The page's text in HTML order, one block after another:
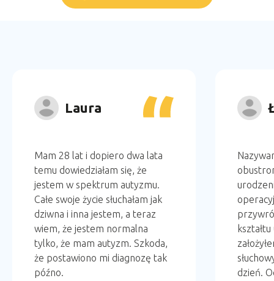
Laura
Mam 28 lat i dopiero dwa lata
temu dowiedziałam się, że
jestem w spektrum autyzmu.
Całe swoje życie słuchałam jak
dziwna i inna jestem, a teraz
wiem, że jestem normalna
tylko, że mam autyzm. Szkoda,
że postawiono mi diagnozę tak
późno.
dzień.